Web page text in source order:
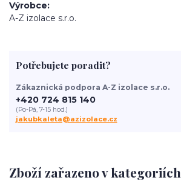
Výrobce
A-Z izolace s.r.o.
Zboží zařazeno v kategoriích
Potřebujete poradit?
Zákaznická podpora A-Z izolace s.r.o.
+420 724 815 140
(Po-Pá, 7-15 hod.)
jakubkaleta@azizolace.cz